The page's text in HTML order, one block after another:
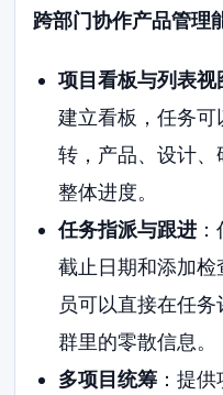
跨部门协作产品管理
项目看板与列表视
建立看板，任务
转，产品、设计
整体进度。
任务指派与跟进：
截止日期和添加
员可以直接在任
群里的零散信息。
多项目统筹：提供